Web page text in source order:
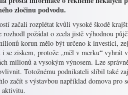
zločinu podvodu.
začali rozplétat kvůli vysoké škodě
rozhodl požádat o zcela jistě výhodnou
korun mělo být určeno k investici,
se ziskem, protože „měl v merku“
milionů a vysokým výnosem. Lze
Totožnému podnikateli slíbil také
začít s výstavbou například domova
aktivitu.